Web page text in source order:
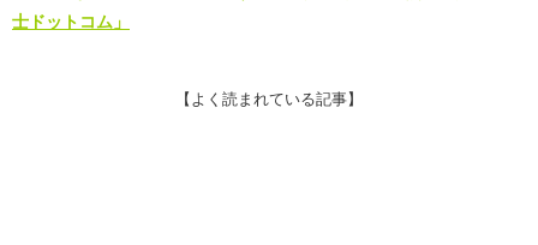
士ドットコム」
【よく読まれている記事】